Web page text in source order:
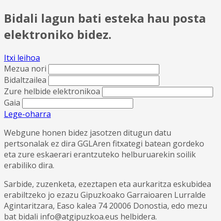
Bidali lagun bati esteka hau posta
elektroniko bidez.
Itxi leihoa
Mezua nori
Bidaltzailea
Zure helbide elektronikoa
Gaia
Lege-oharra
Webgune honen bidez jasotzen ditugun datu
pertsonalak ez dira GGLAren fitxategi batean gordeko
eta zure eskaerari erantzuteko helburuarekin soilik
erabiliko dira.
Sarbide, zuzenketa, ezeztapen eta aurkaritza eskubidea
erabiltzeko jo ezazu Gipuzkoako Garraioaren Lurralde
Agintaritzara, Easo kalea 74 20006 Donostia, edo mezu
bat bidali info@atgipuzkoa.eus helbidera.